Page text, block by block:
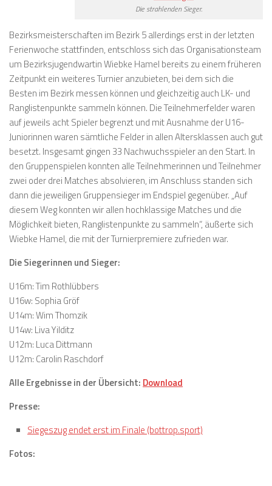
Die strahlenden Sieger.
Bezirksmeisterschaften im Bezirk 5 allerdings erst in der letzten
Ferienwoche stattfinden, entschloss sich das Organisationsteam
um Bezirksjugendwartin Wiebke Hamel bereits zu einem früheren
Zeitpunkt ein weiteres Turnier anzubieten, bei dem sich die
Besten im Bezirk messen können und gleichzeitig auch LK- und
Ranglistenpunkte sammeln können. Die Teilnehmerfelder waren
auf jeweils acht Spieler begrenzt und mit Ausnahme der U16-
Juniorinnen waren sämtliche Felder in allen Altersklassen auch gut
besetzt. Insgesamt gingen 33 Nachwuchsspieler an den Start. In
den Gruppenspielen konnten alle Teilnehmerinnen und Teilnehmer
zwei oder drei Matches absolvieren, im Anschluss standen sich
dann die jeweiligen Gruppensieger im Endspiel gegenüber. „Auf
diesem Weg konnten wir allen hochklassige Matches und die
Möglichkeit bieten, Ranglistenpunkte zu sammeln“, äußerte sich
Wiebke Hamel, die mit der Turnierpremiere zufrieden war.
Die Siegerinnen und Sieger:
U16m: Tim Rothlübbers
U16w: Sophia Gröf
U14m: Wim Thomzik
U14w: Liva Yilditz
U12m: Luca Dittmann
U12m: Carolin Raschdorf
Alle Ergebnisse in der Übersicht: Download
Presse:
Siegeszug endet erst im Finale (bottrop.sport)
Fotos: